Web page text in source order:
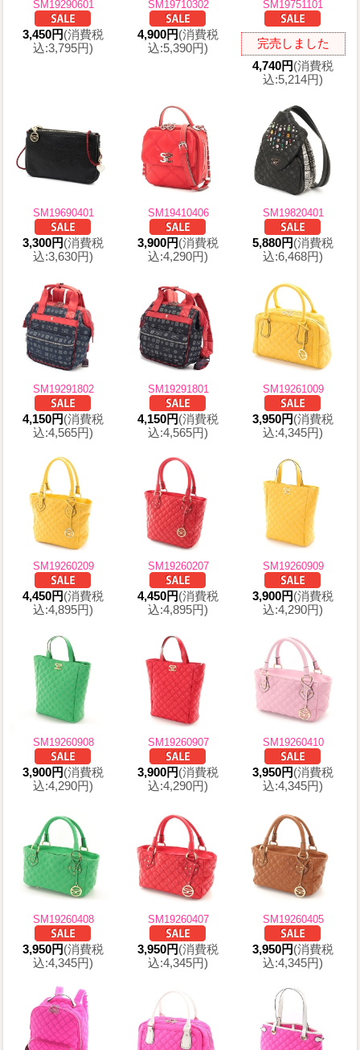
SM19290601
3,450円(消費税
込:3,795円)
SM19710302
4,900円(消費税
込:5,390円)
SM19751101
完売しました
4,740円(消費税
込:5,214円)
SM19690401
3,300円(消費税
込:3,630円)
SM19410406
3,900円(消費税
込:4,290円)
SM19820401
5,880円(消費税
込:6,468円)
SM19291802
4,150円(消費税
込:4,565円)
SM19291801
4,150円(消費税
込:4,565円)
SM19261009
3,950円(消費税
込:4,345円)
SM19260209
4,450円(消費税
込:4,895円)
SM19260207
4,450円(消費税
込:4,895円)
SM19260909
3,900円(消費税
込:4,290円)
SM19260908
3,900円(消費税
込:4,290円)
SM19260907
3,900円(消費税
込:4,290円)
SM19260410
3,950円(消費税
込:4,345円)
SM19260408
3,950円(消費税
込:4,345円)
SM19260407
3,950円(消費税
込:4,345円)
SM19260405
3,950円(消費税
込:4,345円)